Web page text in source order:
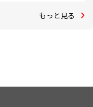
もっと見る